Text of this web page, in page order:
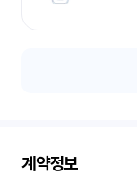
계약정보